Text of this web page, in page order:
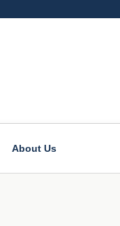
About Us